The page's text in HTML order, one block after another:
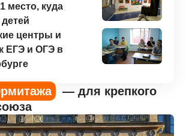
место, куда
центры и
ЕГЭ и ОГЭ в
— для крепкого